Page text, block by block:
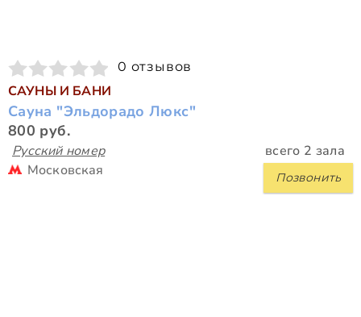
0 отзывов
САУНЫ И БАНИ
Сауна "Эльдорадо Люкс"
800 руб.
Русский номер всего 2 зала
Позвонить
Московская